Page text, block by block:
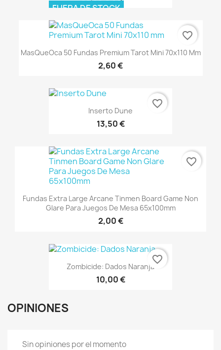
FUERA DE STOCK
MasQueOca 50 Fundas Premium Tarot Mini 70x110 Mm
2,60 €
favorite_border
Inserto Dune
13,50 €
favorite_border
Fundas Extra Large Arcane Tinmen Board Game Non
Glare Para Juegos De Mesa 65x100mm
2,00 €
favorite_border
Zombicide: Dados Naranja
10,00 €
favorite_border
OPINIONES
Sin opiniones por el momento